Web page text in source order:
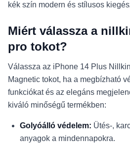
kék szín modern és stílusos
Miért válassza a
pro tokot?
Válassza az iPhone 14 Plus
Magnetic tokot, ha a megbízható
funkciókat és az elegáns
kiváló minőségű termékben:
Golyóálló védelem: Ütés-,
anyagok a mindennapokra.